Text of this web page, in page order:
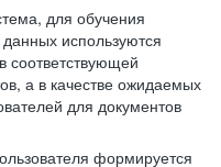
для обучения
используются
соответствующей
а в качестве ожидаемых
для документов
формируется